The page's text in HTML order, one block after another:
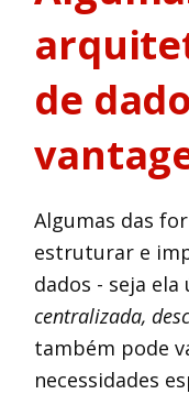
de
Algumas das
estruturar e
dados - seja
centralizada,
também pode
necessidades